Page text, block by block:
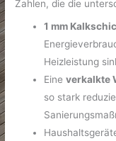
Zahlen, die die
1 mm
Heizleistung
Eineverkalkte
so stark